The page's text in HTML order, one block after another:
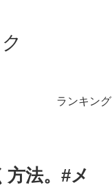
ランキング
方法。#メ